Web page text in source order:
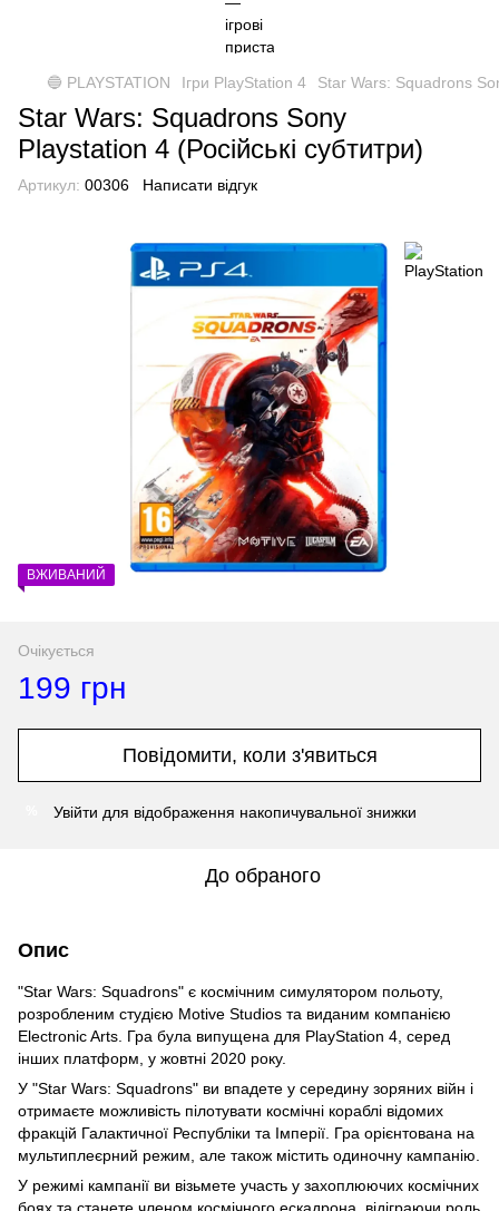
🔵 PLAYSTATION Ігри PlayStation 4 Star Wars: Squadrons
Star Wars: Squadrons Sony
Playstation 4 (Російські субтитри)
Артикул: 00306 Написати відгук
ВЖИВАНИЙ
Очікується
199 грн
Повідомити, коли з'явиться
Увійти для відображення накопичувальної знижки
До обраного
Опис
"Star Wars: Squadrons" є космічним симулятором польоту,
розробленим студією Motive Studios та виданим компанією
Electronic Arts. Гра була випущена для PlayStation 4, серед
інших платформ, у жовтні 2020 року.
У "Star Wars: Squadrons" ви впадете у середину зоряних війн і
отримаєте можливість пілотувати космічні кораблі відомих
фракцій Галактичної Республіки та Імперії. Гра орієнтована на
мультиплеєрний режим, але також містить одиночну кампанію.
У режимі кампанії ви візьмете участь у захоплюючих космічних
боях та станете членом космічного ескадрона, відіграючи роль